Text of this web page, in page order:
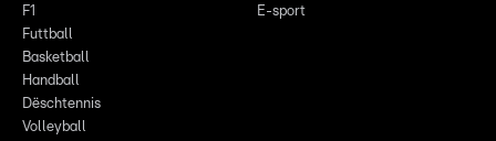
F1
Futtball
Basketball
Handball
Dëschtennis
Volleyball
E-sport